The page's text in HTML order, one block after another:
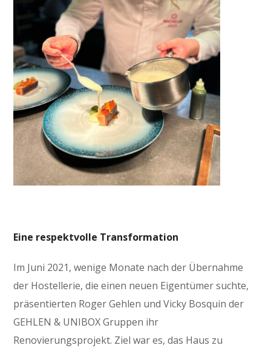
Eine respektvolle Transformation
Im Juni 2021, wenige Monate nach der Übernahme
der Hostellerie, die einen neuen Eigentümer suchte,
präsentierten Roger Gehlen und Vicky Bosquin der
GEHLEN & UNIBOX Gruppen ihr
Renovierungsprojekt. Ziel war es, das Haus zu